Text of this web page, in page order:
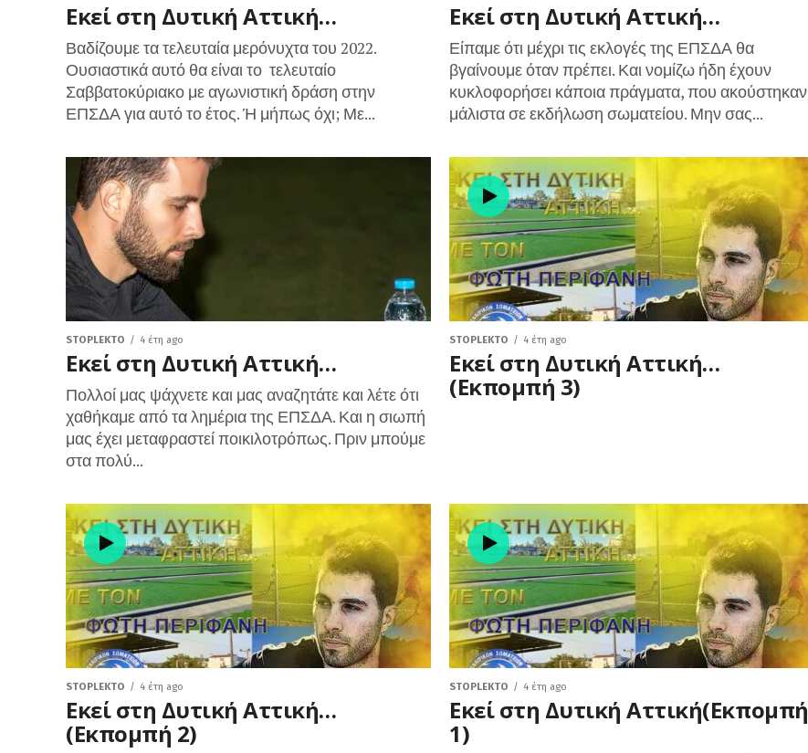
Εκεί στη Δυτική Αττική…
Βαδίζουμε τα τελευταία μερόνυχτα του 2022.
Ουσιαστικά αυτό θα είναι το τελευταίο
Σαββατοκύριακο με αγωνιστική δράση στην
ΕΠΣΔΑ για αυτό το έτος. Ή μήπως όχι; Με...
Εκεί στη Δυτική Αττική…
Είπαμε ότι μέχρι τις εκλογές της ΕΠΣΔΑ θα
βγαίνουμε όταν πρέπει. Και νομίζω ήδη έχουν
κυκλοφορήσει κάποια πράγματα, που ακούστηκαν
μάλιστα σε εκδήλωση σωματείου. Μην σας...
STOPLEKTO 4 έτη ago
Εκεί στη Δυτική Αττική…
Πολλοί μας ψάχνετε και μας αναζητάτε και λέτε ότι
χαθήκαμε από τα λημέρια της ΕΠΣΔΑ. Και η σιωπή
μας έχει μεταφραστεί ποικιλοτρόπως. Πριν μπούμε
στα πολύ...
STOPLEKTO 4 έτη ago
Εκεί στη Δυτική Αττική…
(Εκπομπή 3)
STOPLEKTO 4 έτη ago
Εκεί στη Δυτική Αττική…
(Εκπομπή 2)
STOPLEKTO 4 έτη ago
Εκεί στη Δυτική Αττική(Εκπομπή
1)